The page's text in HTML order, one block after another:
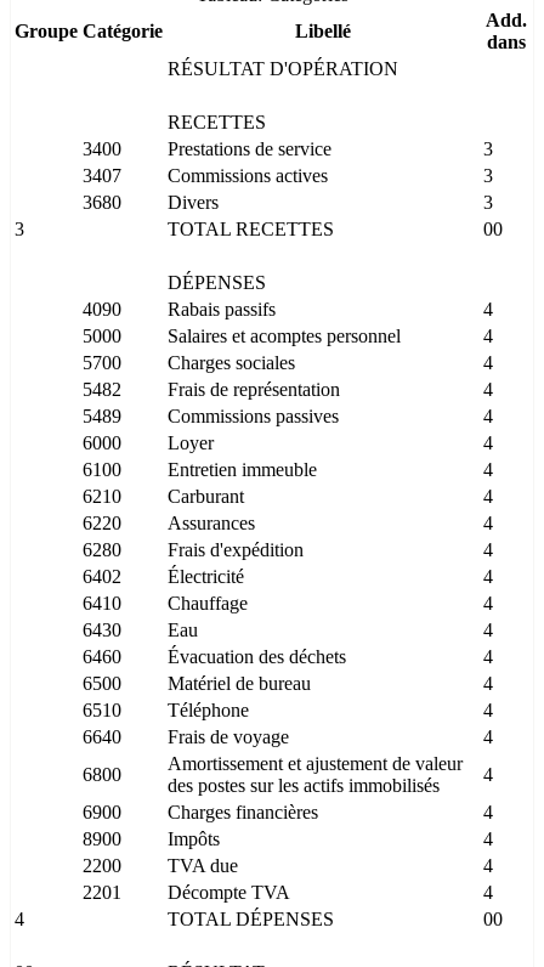
Groupe Catégorie Libellé
Add.
dans
RÉSULTAT D'OPÉRATION
RECETTES
3400
Prestations de service
3
3407
Commissions actives
3
3680
Divers
3
3
TOTAL RECETTES 00
DÉPENSES
4090
Rabais passifs
4
5000
Salaires et acomptes personnel
4
5700
Charges sociales
4
5482
Frais de représentation
4
5489
Commissions passives
4
6000
Loyer
4
6100
Entretien immeuble
4
6210
Carburant
4
6220
Assurances
4
6280
Frais d'expédition
4
6402
Électricité
4
6410
Chauffage
4
6430
Eau
4
6460
Évacuation des déchets
4
6500
Matériel de bureau
4
6510
Téléphone
4
6640
Frais de voyage
4
6800
Amortissement et ajustement de valeur
des postes sur les actifs immobilisés
4
6900
Charges financières
4
8900
Impôts
4
2200
TVA due
4
2201
Décompte TVA
4
4
TOTAL DÉPENSES 00